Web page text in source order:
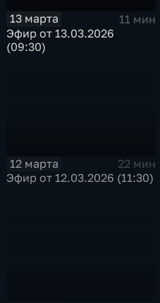
13 марта
11 мин
Эфир от 13.03.2026
(09:30)
12 марта
22 мин
Эфир от 12.03.2026 (11:30)